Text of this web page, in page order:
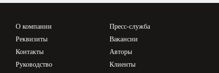
О компании
Реквизиты
Контакты
Руководство
Пресс-служба
Вакансии
Авторы
Клиенты